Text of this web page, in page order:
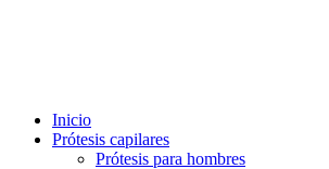
Inicio
Prótesis capilares
Prótesis para hombres